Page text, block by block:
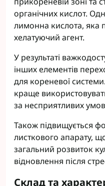
органічних кислот.
лимонна кислота,
хелатуючий агент.
У результаті
інших елементів
для кореневої
краще
за несприятливих
Також підвищується
листкового апарату,
загальний розвиток
відновлення після
Склад та